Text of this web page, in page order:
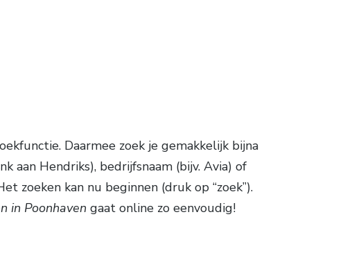
Daarmee zoek je gemakkelijk bijna
aan Hendriks), bedrijfsnaam (bijv. Avia) of
zoeken kan nu beginnen (druk op “zoek”).
in Poonhaven gaat online zo eenvoudig!